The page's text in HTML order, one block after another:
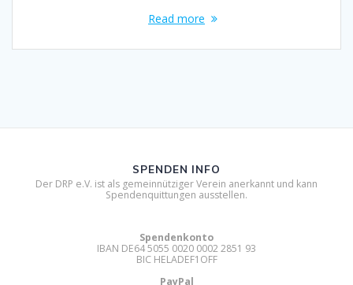
Read more
SPENDEN INFO
Der DRP e.V. ist als gemeinnütziger Verein anerkannt und kann
Spendenquittungen ausstellen.
Spendenkonto
IBAN DE64 5055 0020 0002 2851 93
BIC HELADEF1OFF
PayPal